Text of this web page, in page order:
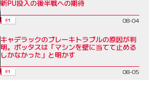
新PU投入の後半戦への期待
F1 08-04
キャデラックのブレーキトラブルの原因が判
明。ボッタスは「マシンを壁に当てて止める
しかなかった」と明かす
F1 08-05